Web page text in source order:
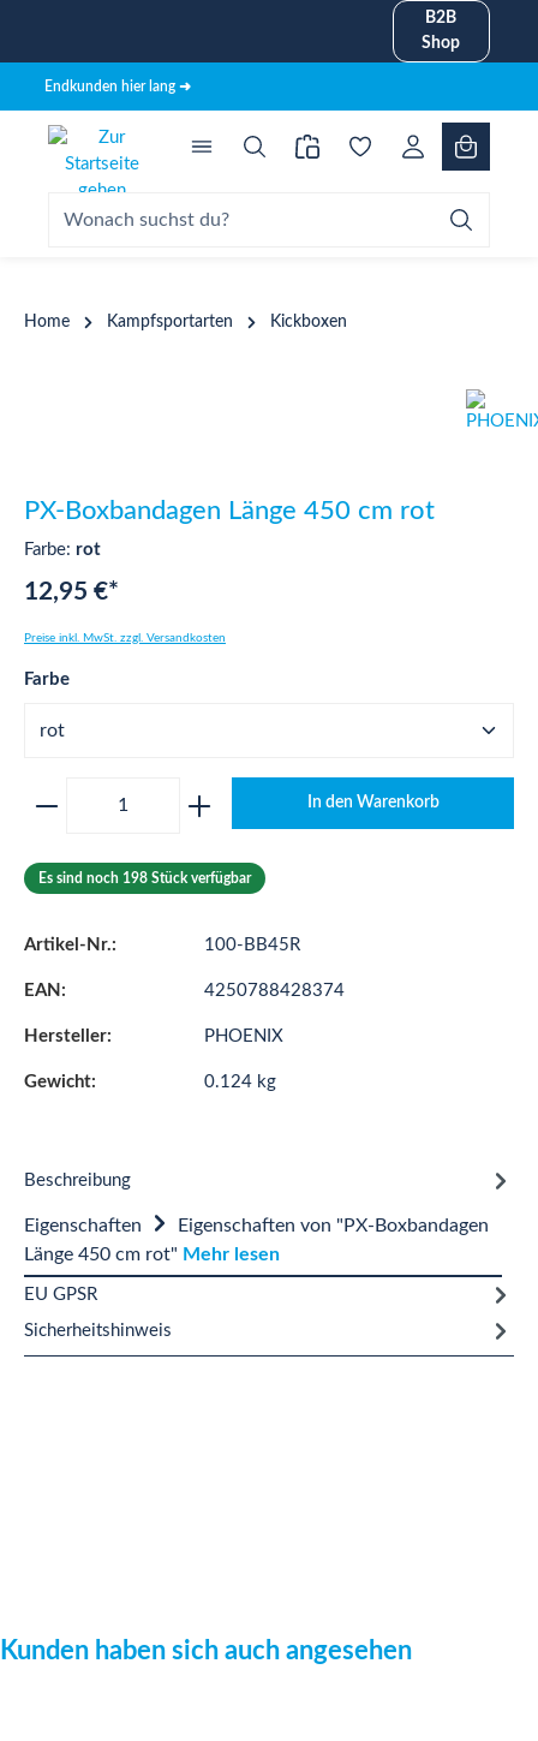
B2B
Shop
Endkunden hier lang ➜
Home Kampfsportarten Kickboxen
PX-Boxbandagen Länge 450 cm rot
Farbe: rot
12,95 €*
Preise inkl. MwSt. zzgl. Versandkosten
Farbeauswählen
Produkt Anzahl: Gib den gewünschten
In den Warenkorb
Es sind noch 198 Stück verfügbar
Artikel-Nr.: 100-BB45R
EAN: 4250788428374
Hersteller: PHOENIX
Gewicht: 0.124 kg
Beschreibung
Eigenschaften
Eigenschaften von "PX-Boxbandagen
Länge 450 cm rot" Mehr lesen
EU GPSR
Sicherheitshinweis
Produktgalerie überspringen
Kunden haben sich auch angesehen